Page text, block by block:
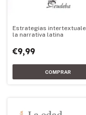
Estrategias
la narrativa latina
€9,99